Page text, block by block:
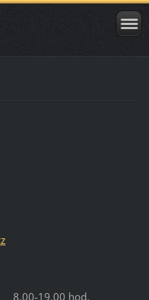
8.00-19.00 hod.